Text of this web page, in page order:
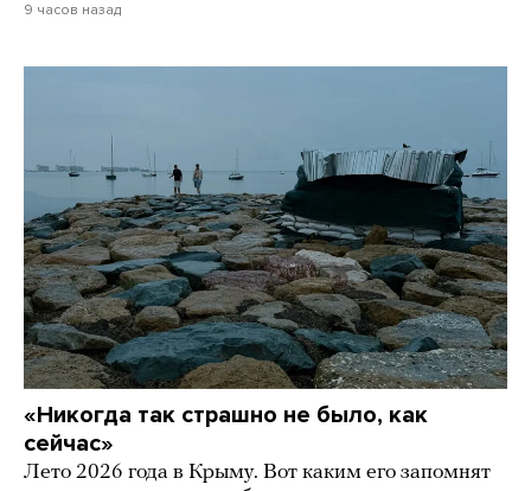
9 часов назад
«Никогда так страшно не было, как
сейчас»
Лето 2026 года в Крыму. Вот каким его запомнят